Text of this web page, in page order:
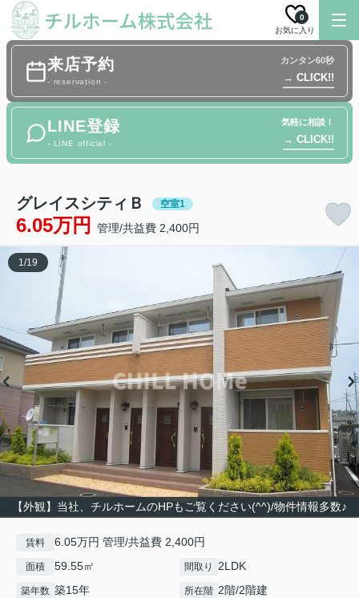
お気に入り
0
来店予約
- reservation -
カンタン60秒
→ CLICK!!
LINE登録
- LINE official -
気軽に相談！
→ CLICK!!
グレイスシティＢ 空室1
6.05万円 管理/共益費 2,400円
【外観】当社、チルホームのHPもご覧ください(^^)/物件情報多数♪
1/19
賃料 6.05万円 管理/共益費 2,400円
面積 59.55㎡ 間取り 2LDK
築年数 築15年 所在階 2階/2階建